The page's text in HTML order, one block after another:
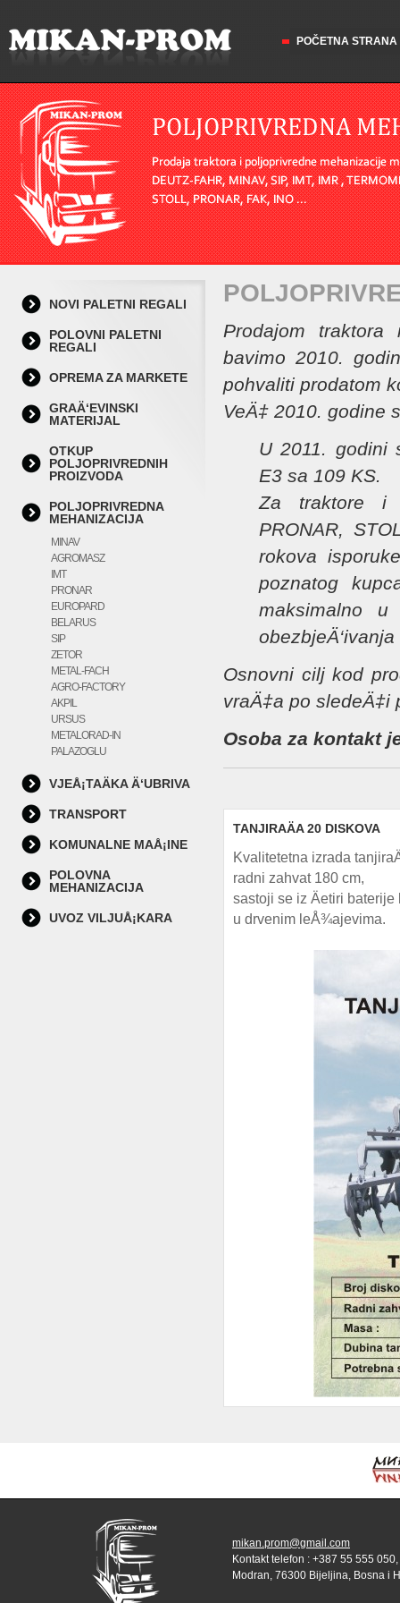
POČETNA STRANA
NOVI PALETNI REGALI
POLOVNI PALETNI
REGALI
OPREMA ZA MARKETE
GRAÄ‘EVINSKI
MATERIJAL
OTKUP
POLJOPRIVREDNIH
PROIZVODA
POLJOPRIVREDNA
MEHANIZACIJA
MINAV
AGROMASZ
IMT
PRONAR
EUROPARD
BELARUS
SIP
ZETOR
METAL-FACH
AGRO-FACTORY
AKPIL
URSUS
METALORAD-IN
PALAZOGLU
VJEÅ¡TAÄKA Ä‘UBRIVA
TRANSPORT
KOMUNALNE MAÅ¡INE
POLOVNA
MEHANIZACIJA
UVOZ VILJUÅ¡KARA
Prodajom traktora
bavimo 2010.
pohvaliti prodatom
VeÄ‡ 2010. godine
U 2011. godini
E3 sa 109 KS.
Za traktore i
PRONAR,
rokova
poznatog
maksimalno
Osnovni cilj kod
vraÄ‡a po sledeÄ‡i
Osoba za kontakt
TANJIRAÄA 20 DISKOVA
Kvalitetetna izrada
radni zahvat 180 cm,
sastoji se iz Äetiri
u drvenim leÅ¾ajevima.
mikan.prom@gmail.com
Kontakt telefon : +387 55 555
Modran, 76300 Bijeljina, Bosna i